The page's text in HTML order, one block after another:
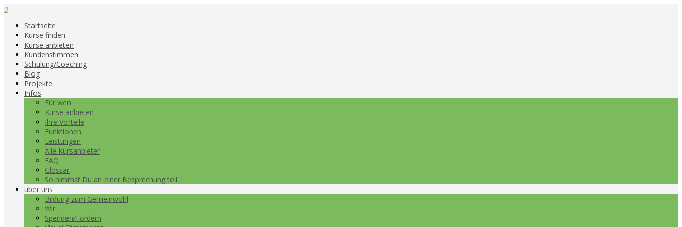
0
Startseite
Kurse finden
Kurse anbieten
Kundenstimmen
Schulung/Coaching
Blog
Projekte
Infos
Für wen
Kurse anbieten
Ihre Vorteile
Funktionen
Leistungen
Alle Kursanbieter
FAQ
Glossar
So nimmst Du an einer Besprechung teil
über uns
Bildung zum Gemeinwohl
Wir
Spenden/Fördern